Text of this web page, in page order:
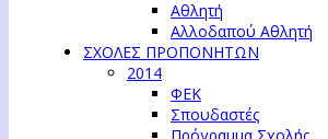
Αθλητή
Αλλοδαπού Αθλητή
ΣΧΟΛΕΣ ΠΡΟΠΟΝΗΤΩΝ
2014
ΦΕΚ
Σπουδαστές
Πρόγραμμα Σχολής